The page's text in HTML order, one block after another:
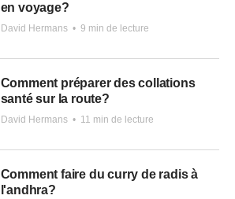
en voyage?
David Hermans • 9 min de lecture
Comment préparer des collations
santé sur la route?
David Hermans • 11 min de lecture
Comment faire du curry de radis à
l'andhra?